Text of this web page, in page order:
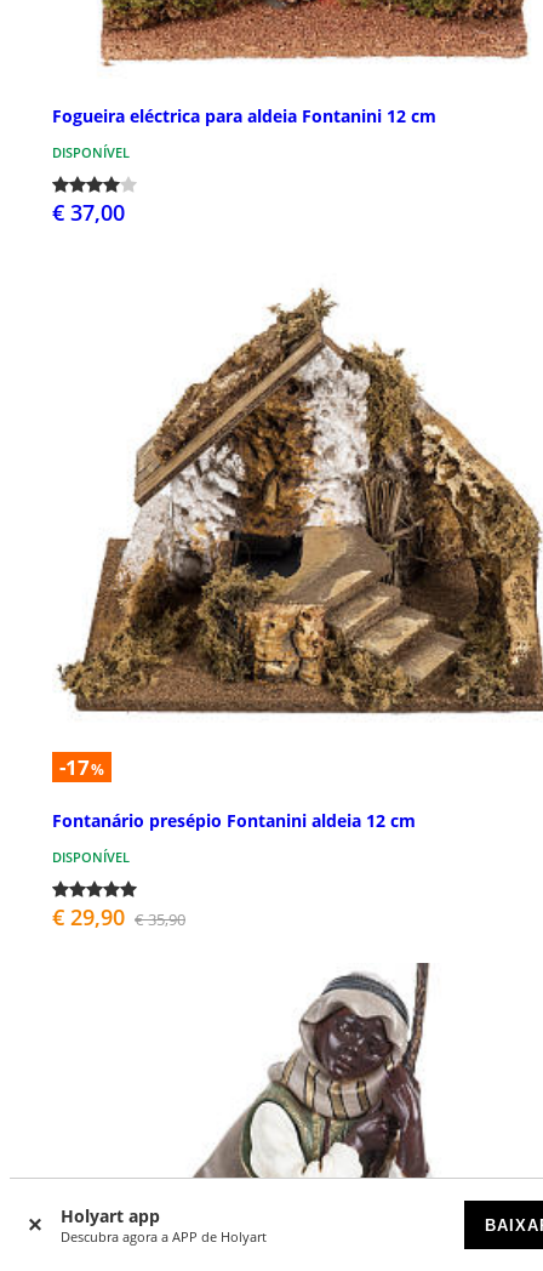
Holyart app
Descubra agora a APP de Holyart
Fogueira eléctrica para aldeia Fontanini 12 cm
DISPONÍVEL
€ 37,00
-17%
Fontanário presépio Fontanini aldeia 12 cm
DISPONÍVEL
€ 29,90 € 35,90